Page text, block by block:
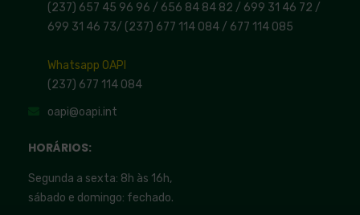
(237) 657 45 96 96 / 656 84 84 82 / 699 31 46 72 /
699 31 46 73/ (237) 677 114 084 / 677 114 085
Whatsapp OAPI
(237) 677 114 084
oapi@oapi.int
HORÁRIOS:
Segunda a sexta: 8h às 16h,
sábado e domingo: fechado.